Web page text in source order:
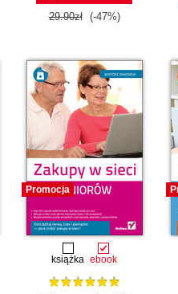
29.90zł (-47%)
Promocja
książka ebook